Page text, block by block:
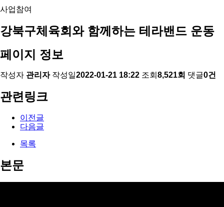
사업참여
강북구체육회와 함께하는 테라밴드 운동
페이지 정보
작성자 관리자 작성일2022-01-21 18:22 조회 8,521회 댓글0건
관련링크
이전글
다음글
목록
본문